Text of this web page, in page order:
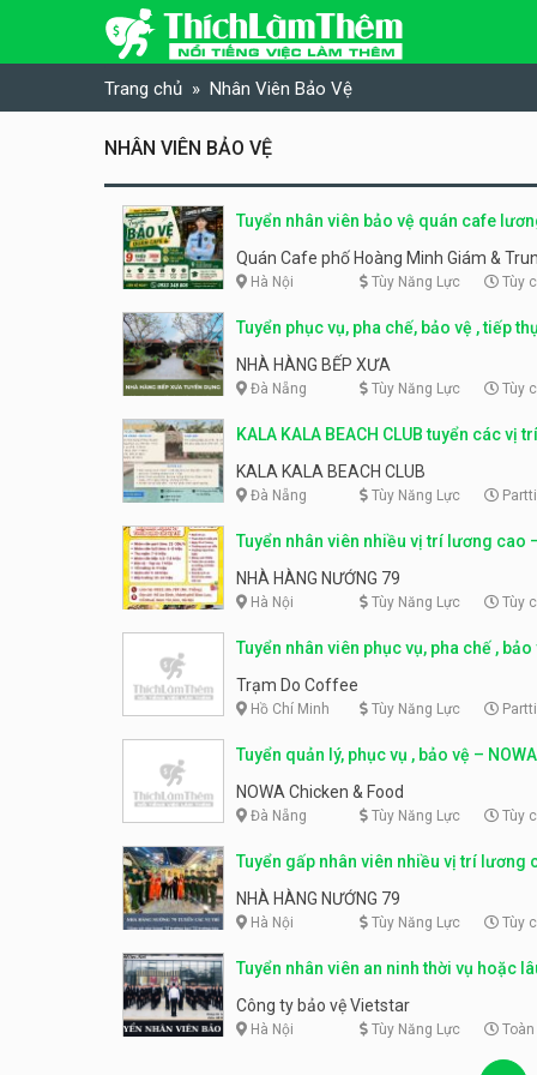
Skip to content
Trang chủ Nhân Viên Bảo Vệ
NHÂN VIÊN BẢO VỆ
Tuyển nhân viên bảo vệ quán cafe
chỗ ở
Quán Cafe phố Hoàng Minh Giám &
Hà Nội Tùy Năng Lực Tùy
Tuyển phục vụ, pha chế, bảo vệ , tiếp
Nhà hàng Bếp Xưa
NHÀ HÀNG BẾP XƯA
Đà Nẵng Tùy Năng Lực Tùy
KALA KALA BEACH CLUB tuyển các vị
cao
KALA KALA BEACH CLUB
Đà Nẵng Tùy Năng Lực
Tuyển nhân viên nhiều vị trí lương cao
hàng nướng 79
NHÀ HÀNG NƯỚNG 79
Hà Nội Tùy Năng Lực Tùy
Tuyển nhân viên phục vụ, pha chế , bảo
Trạm Do Coffee
Trạm Do Coffee
Hồ Chí Minh Tùy Năng Lực
Tuyển quản lý, phục vụ , bảo vệ –
& Food
NOWA Chicken & Food
Đà Nẵng Tùy Năng Lực Tùy
Tuyển gấp nhân viên nhiều vị trí lương
Nhà hàng Nướng 79
NHÀ HÀNG NƯỚNG 79
Hà Nội Tùy Năng Lực Tùy
Tuyển nhân viên an ninh thời vụ hoặc
Công ty bảo vệ Vietstar
Công ty bảo vệ Vietstar
Hà Nội Tùy Năng Lực Toàn